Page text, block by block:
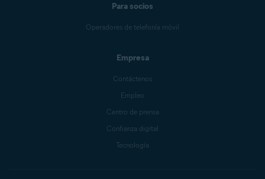
Para socios
Operadores de telefonía móvil
Empresa
Contáctenos
Empleo
Centro de prensa
Confianza digital
Tecnología